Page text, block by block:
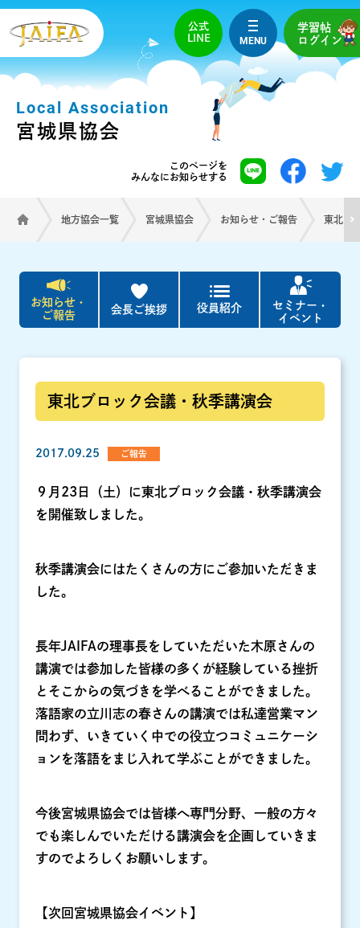
公式
LINE
MENU
学習帖
ログイン
Local Association
宮城県協会
このページを
みんなにお知らせする
地方協会一覧 宮城県協会 お知らせ・ご報告 東北ブ
お知らせ・
ご報告
会長ご挨拶 役員紹介
セミナー・
イベント
東北ブロック会議・秋季講演会
2017.09.25 ご報告
９月23日（土）に東北ブロック会議・秋季講演会
を開催致しました。
秋季講演会にはたくさんの方にご参加いただきま
した。
長年JAIFAの理事長をしていただいた木原さんの
講演では参加した皆様の多くが経験している挫折
とそこからの気づきを学べることができました。
落語家の立川志の春さんの講演では私達営業マン
問わず、いきていく中での役立つコミュニケーシ
ョンを落語をまじ入れて学ぶことができました。
今後宮城県協会では皆様へ専門分野、一般の方々
でも楽しんでいただける講演会を企画していきま
すのでよろしくお願いします。
【次回宮城県協会イベント】